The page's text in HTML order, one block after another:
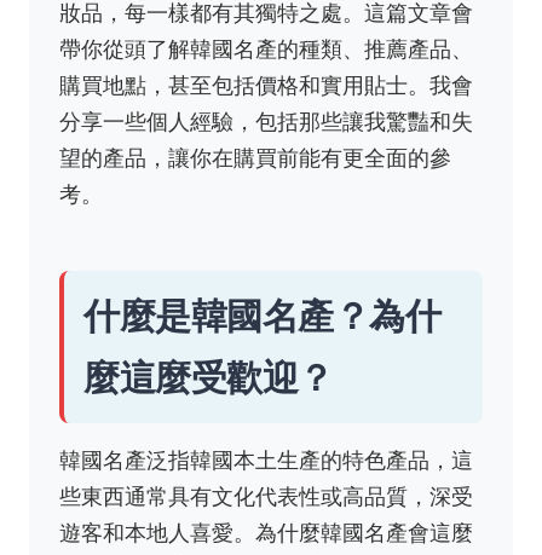
妝品，每一樣都有其獨特之處。這篇文章會
帶你從頭了解韓國名產的種類、推薦產品、
購買地點，甚至包括價格和實用貼士。我會
分享一些個人經驗，包括那些讓我驚豔和失
望的產品，讓你在購買前能有更全面的參
考。
什麼是韓國名產？為什
麼這麼受歡迎？
韓國名產泛指韓國本土生產的特色產品，這
些東西通常具有文化代表性或高品質，深受
遊客和本地人喜愛。為什麼韓國名產會這麼